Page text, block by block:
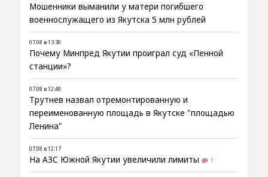
Мошенники выманили у матери погибшего
военнослужащего из Якутска 5 млн рублей
07.08 в 13:30
Почему Минпред Якутии проиграл суд «Пенной
станции»?
07.08 в 12:48
Трутнев назвал отремонтированную и
переименованную площадь в Якутске "площадью
Ленина"
07.08 в 12:17
На АЗС Южной Якутии увеличили лимиты 1